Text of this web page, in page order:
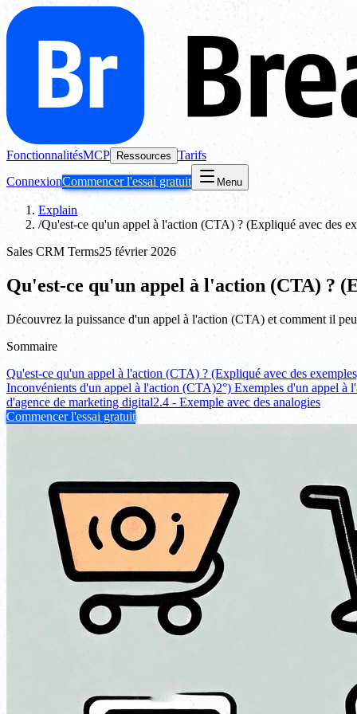
FonctionnalitésMCP Ressources Tarifs
ConnexionCommencer l'essai gratuit Menu
Explain
/Qu'est-ce qu'un appel à l'action (CTA) ? (Expliqué avec des
Sales CRM Terms25 février 2026
Qu'est-ce qu'un appel à l'action (CTA) ?
Découvrez la puissance d'un appel à l'action (CTA) et comment il
Sommaire
Qu'est-ce qu'un appel à l'action (CTA) ? (Expliqué avec des
Inconvénients d'un appel à l'action (CTA)2°) Exemples d'un appel à
d'agence de marketing digital2.4 - Exemple avec des analogies
Commencer l'essai gratuit